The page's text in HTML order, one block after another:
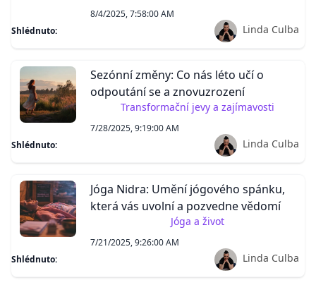
8/4/2025, 7:58:00 AM
Shlédnuto:
Linda Culba
Sezónní změny: Co nás léto učí o
odpoutání se a znovuzrození
Transformační jevy a zajímavosti
7/28/2025, 9:19:00 AM
Shlédnuto:
Linda Culba
Jóga Nidra: Umění jógového spánku,
která vás uvolní a pozvedne vědomí
Jóga a život
7/21/2025, 9:26:00 AM
Shlédnuto:
Linda Culba